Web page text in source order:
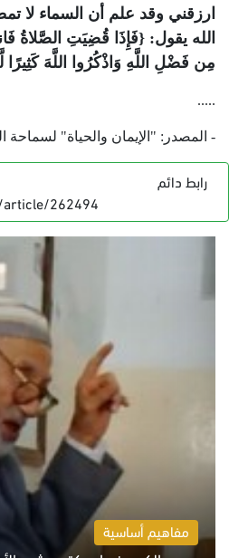
ارزقني وقد علم أن السماء لا
الله يقول: {فَإِذَا قُضِيَتِ الصَّلاةُ
مِن فَضْلِ اللَّهِ وَاذْكُرُوا اللَّهَ
.....
- المصدر: "الإيمان والحياة" لسماحة
رابط دائم
262494
مفاهيم أساسية